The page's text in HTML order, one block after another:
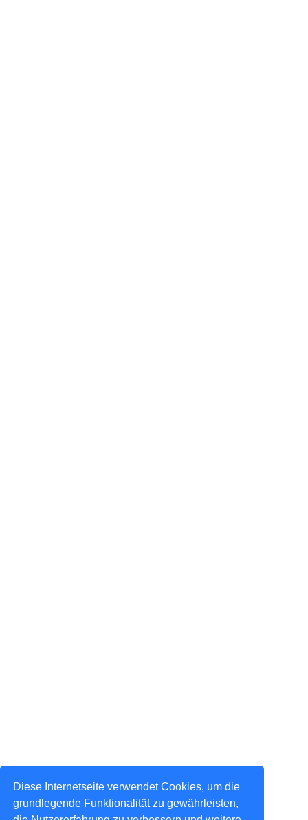
Diese Internetseite verwendet Cookies, um die
grundlegende Funktionalität zu gewährleisten,